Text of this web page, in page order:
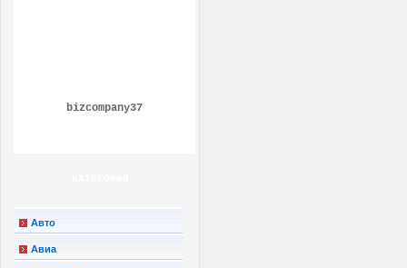
bizcompany37
Авто
Авиа